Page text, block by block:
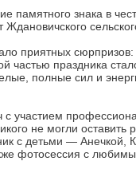
знака в
приятных
частью праздника
полные сил и
участием
не могли
с детьми — Анечкой,
фотосессия с